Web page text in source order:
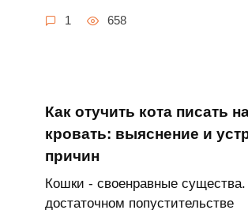
1 658
Как отучить кота писать
кровать: выяснение и
причин
Кошки - своенравные
достаточном попустительстве